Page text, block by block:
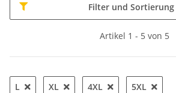
Filter und Sortierung
Artikel 1 - 5 von 5
L XL 4XL
5XL